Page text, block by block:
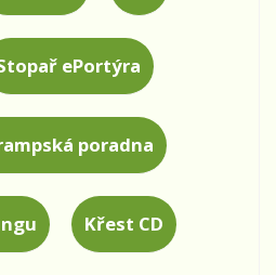
ePortýra
poradna
Křest CD